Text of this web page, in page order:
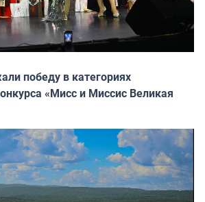
победу в категориях
«Мисс и Миссис Великая